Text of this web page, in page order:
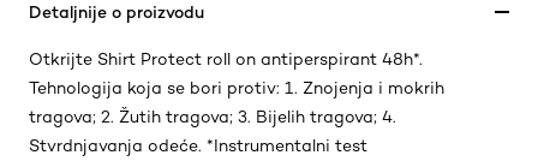
Detaljnije o proizvodu
Otkrijte Shirt Protect roll on antiperspirant 48h*.
Tehnologija koja se bori protiv: 1. Znojenja i mokrih
tragova; 2. Žutih tragova; 3. Bijelih tragova; 4.
Stvrdnjavanja odeće. *Instrumentalni test